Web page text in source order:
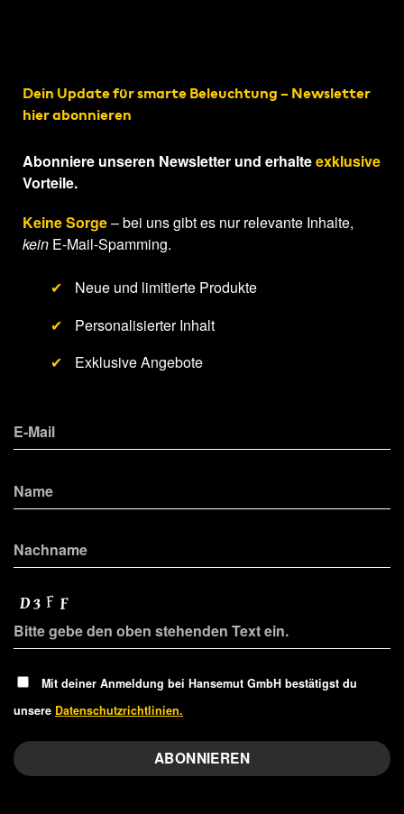
Dein Update für smarte Beleuchtung – Newsletter
hier abonnieren
Abonniere unseren Newsletter und erhalteexklusive
Vorteile.
Keine Sorge– bei uns gibt es nur relevante Inhalte,
kein E-Mail-Spamming.
✔
Neue und limitierte Produkte
✔
Personalisierter Inhalt
✔
Exklusive Angebote
Mit deiner Anmeldung bei Hansemut GmbH bestätigst du
unsere Datenschutzrichtlinien.